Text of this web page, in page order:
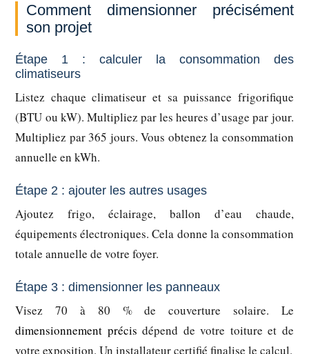
Comment dimensionner précisément
son projet
Étape 1 : calculer la consommation des
climatiseurs
Listez chaque climatiseur et sa puissance frigorifique
(BTU ou kW). Multipliez par les heures d’usage par jour.
Multipliez par 365 jours. Vous obtenez la consommation
annuelle en kWh.
Étape 2 : ajouter les autres usages
Ajoutez frigo, éclairage, ballon d’eau chaude,
équipements électroniques. Cela donne la consommation
totale annuelle de votre foyer.
Étape 3 : dimensionner les panneaux
Visez 70 à 80 % de couverture solaire. Le
dimensionnement précis dépend de votre toiture et de
votre exposition. Un installateur certifié finalise le calcul.